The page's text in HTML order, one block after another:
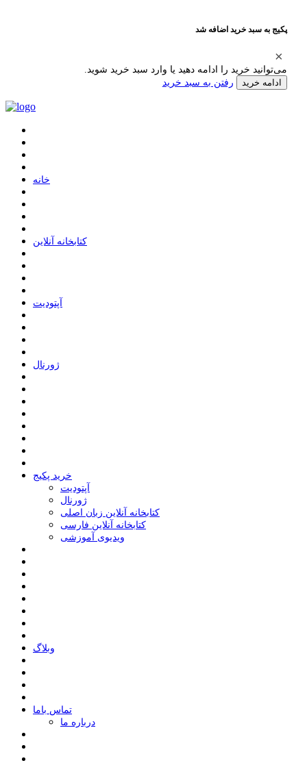
پکیج به سبد خرید اضافه شد
می‌توانید خرید را ادامه دهید یا وارد سبد خرید شوید.
ادامه خرید رفتن به سبد خرید
ﺧﺎﻧﻪ
ﮐﺘﺎﺑﺨﺎﻧﻪ ﺁﻧﻼﯾﻦ
ﺁﭘﺘﻮﺩﯾﺖ
ﮊﻭﺭﻧﺎﻝ
خرید پکیج
ﺁﭘﺘﻮﺩﯾﺖ
ﮊﻭﺭﻧﺎﻝ
کتابخانه آنلاین زبان اصلی
کتابخانه آنلاین فارسی
ویدیوی آموزشی
وبلاگ
ﺗﻤﺎﺱ ﺑﺎﻣﺎ
درباره ما